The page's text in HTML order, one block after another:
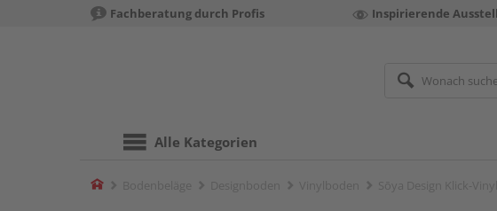
Fachberatung durch Profis Inspirierende
Alle Kategorien
Home